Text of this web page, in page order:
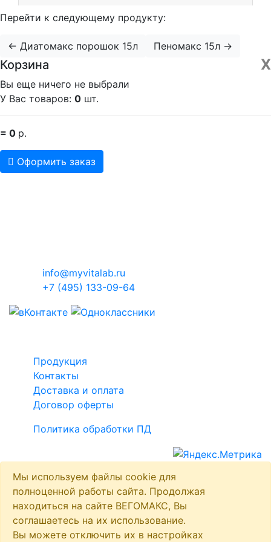
Перейти к следующему продукту:
← Диатомакс порошок 15л Пеномакс 15л →
Х
Корзина
Вы еще ничего не выбрали
У Вас товаров: 0 шт.
= 0 р.
Оформить заказ
info@myvitalab.ru
+7 (495) 133-09-64
Продукция
Контакты
Доставка и оплата
Договор оферты
Политика обработки ПД
Мы используем файлы cookie для
полноценной работы сайта. Продолжая
находиться на сайте ВЕГОМАКС, Вы
соглашаетесь на их использование.
Вы можете отключить их в настройках